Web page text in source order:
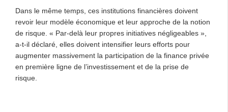
Dans le même temps, ces institutions financières doivent
revoir leur modèle économique et leur approche de la notion
de risque. « Par-delà leur propres initiatives négligeables »,
a-t-il déclaré, elles doivent intensifier leurs efforts pour
augmenter massivement la participation de la finance privée
en première ligne de l’investissement et de la prise de
risque.